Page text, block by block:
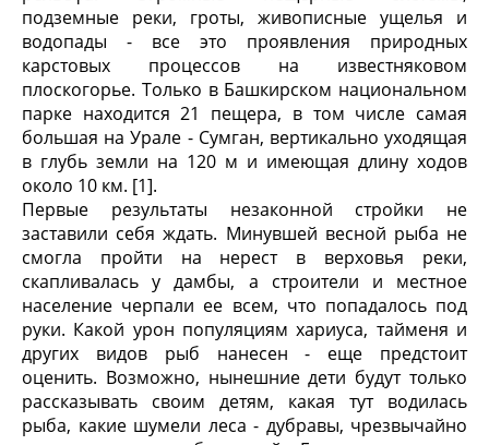
подземные реки, гроты, живописные ущелья и
водопады - все это проявления природных
карстовых процессов на известняковом
плоскогорье. Только в Башкирском национальном
парке находится 21 пещера, в том числе самая
большая на Урале - Сумган, вертикально уходящая
в глубь земли на 120 м и имеющая длину ходов
около 10 км. [1].
Первые результаты незаконной стройки не
заставили себя ждать. Минувшей весной рыба не
смогла пройти на нерест в верховья реки,
скапливалась у дамбы, а строители и местное
население черпали ее всем, что попадалось под
руки. Какой урон популяциям хариуса, тайменя и
других видов рыб нанесен - еще предстоит
оценить. Возможно, нынешние дети будут только
рассказывать своим детям, какая тут водилась
рыба, какие шумели леса - дубравы, чрезвычайно